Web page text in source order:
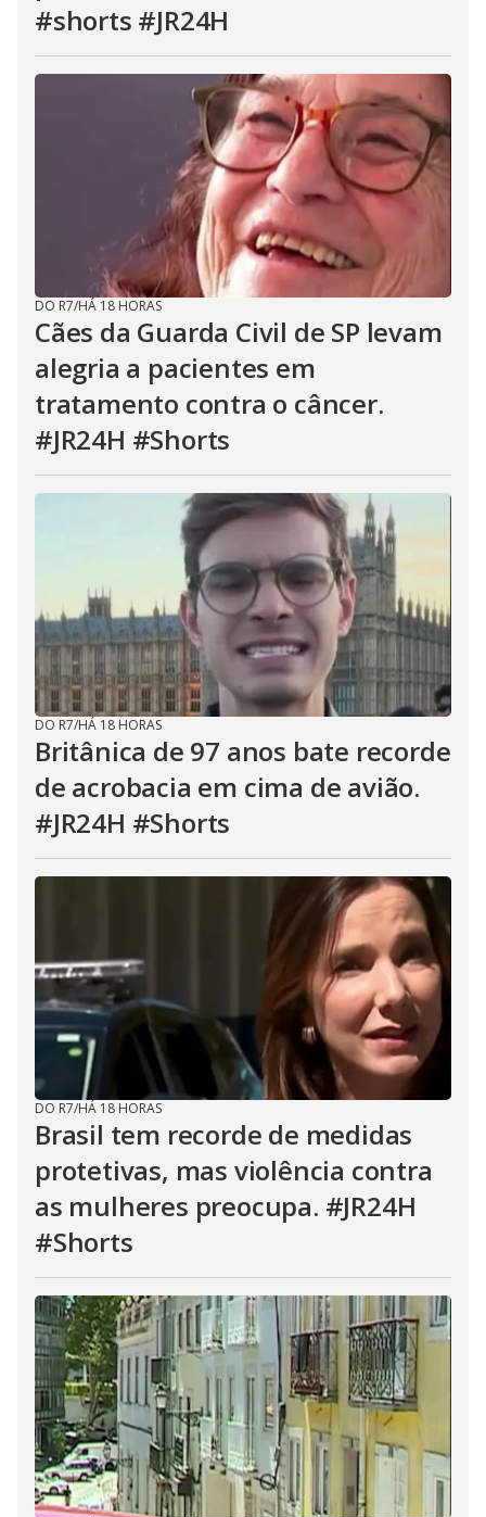
#shorts #JR24H
DO R7/HÁ 18 HORAS
Cães da Guarda Civil de SP levam
alegria a pacientes em
tratamento contra o câncer.
#JR24H #Shorts
DO R7/HÁ 18 HORAS
Britânica de 97 anos bate recorde
de acrobacia em cima de avião.
#JR24H #Shorts
DO R7/HÁ 18 HORAS
Brasil tem recorde de medidas
protetivas, mas violência contra
as mulheres preocupa. #JR24H
#Shorts